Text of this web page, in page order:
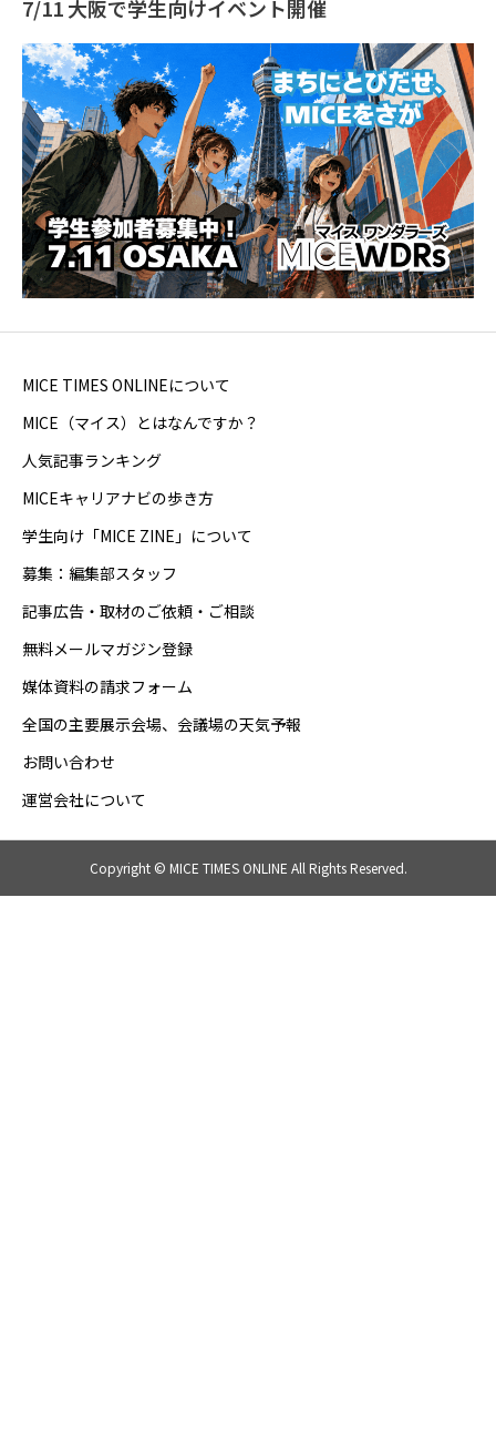
7/11 大阪で学生向けイベント開催
MICE TIMES ONLINEについて
MICE（マイス）とはなんですか？
人気記事ランキング
MICEキャリアナビの歩き方
学生向け「MICE ZINE」について
募集：編集部スタッフ
記事広告・取材のご依頼・ご相談
無料メールマガジン登録
媒体資料の請求フォーム
全国の主要展示会場、会議場の天気予報
お問い合わせ
運営会社について
Copyright © MICE TIMES ONLINE All Rights Reserved.